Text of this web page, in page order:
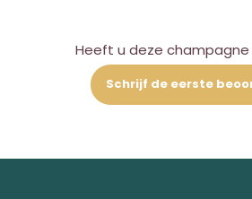
Heeft u deze
Schrijf de eerste